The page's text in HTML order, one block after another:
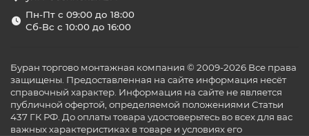
Пн-Пт с 09:00 до 18:00
Сб-Вс с 10:00 до 16:00
Буран торгово монтажная компания © 2009-2026 Все права
защищены. Предоставленная на сайте информация несёт
справочный характер. Информация на сайте не является
публичной офертой, определяемой положениями Статьи
437 ГК РФ. До оплаты товара удостоверьтесь во всех для вас
важных характеристиках в товаре и условиях его